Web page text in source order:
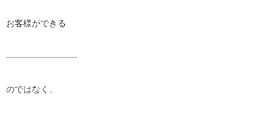
お客様ができる
————————-
のではなく、